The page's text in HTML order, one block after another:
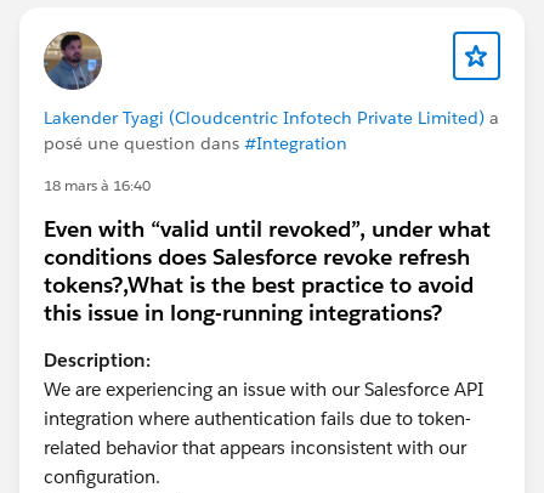
Lakender Tyagi (Cloudcentric Infotech Private Limited) a
posé une question dans #Integration
18 mars à 16:40
Even with “valid until revoked”, under what
conditions does Salesforce revoke refresh
tokens?,What is the best practice to avoid
this issue in long-running integrations?
Description:
We are experiencing an issue with our Salesforce API
integration where authentication fails due to token-
related behavior that appears inconsistent with our
configuration.